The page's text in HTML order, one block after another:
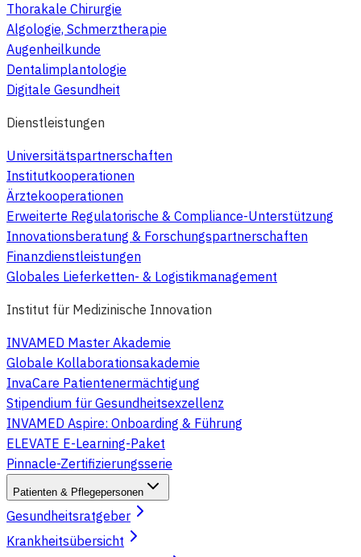
Thorakale Chirurgie
Algologie, Schmerztherapie
Augenheilkunde
Dentalimplantologie
Digitale Gesundheit
Dienstleistungen
Universitätspartnerschaften
Institutkooperationen
Ärztekooperationen
Erweiterte Regulatorische & Compliance-Unterstützung
Innovationsberatung & Forschungspartnerschaften
Finanzdienstleistungen
Globales Lieferketten- & Logistikmanagement
Institut für Medizinische Innovation
INVAMED Master Akademie
Globale Kollaborationsakademie
InvaCare Patientenermächtigung
Stipendium für Gesundheitsexzellenz
INVAMED Aspire: Onboarding & Führung
ELEVATE E-Learning-Paket
Pinnacle-Zertifizierungsserie
Patienten & Pflegepersonen
Gesundheitsratgeber
Krankheitsübersicht